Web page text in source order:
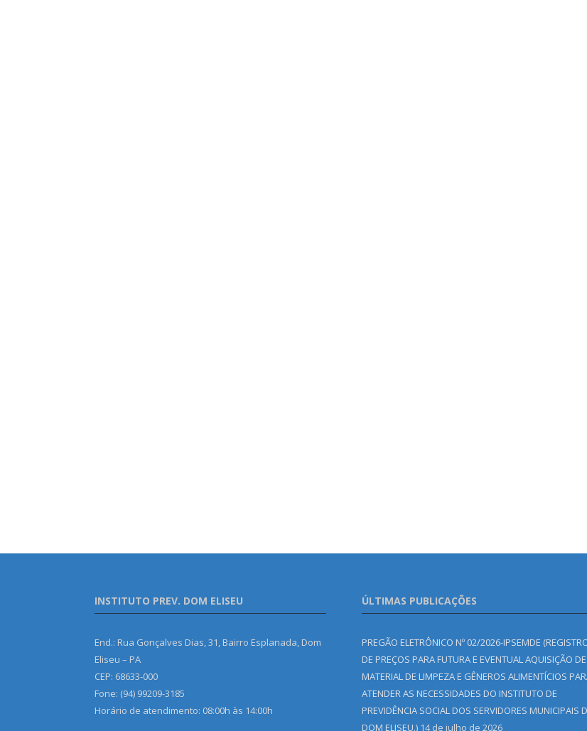
INSTITUTO PREV. DOM ELISEU
End.: Rua Gonçalves Dias, 31, Bairro Esplanada, Dom
Eliseu – PA
CEP: 68633-000
Fone: (94) 99209-3185
Horário de atendimento: 08:00h às 14:00h
ÚLTIMAS PUBLICAÇÕES
PREGÃO ELETRÔNICO Nº 02/2026-IPSEMDE
DE PREÇOS PARA FUTURA E EVENTUAL AQUISIÇÃO DE
MATERIAL DE LIMPEZA E GÊNEROS ALIMENTÍCIOS
ATENDER AS NECESSIDADES DO INSTITUTO DE
PREVIDÊNCIA SOCIAL DOS SERVIDORES MUNICIPAIS
DOM ELISEU.) 14 de julho de 2026